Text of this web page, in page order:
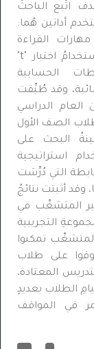
اتَّبع الباحثُ
أداتين هُما:
القراءة
اختبار "t
"
الحسابية
وقد طُبِّقت
العام الدراسي
الصف الأول
البحث على
استراتيجية
التي دُرِّسَت
وقد أثبتت نتائجُ
المتشعِّب في
التجريبية
المتشعِّب تمكنوا
على طلاب
المعتادة،
الطلاب بعديدٍ
في المواقف